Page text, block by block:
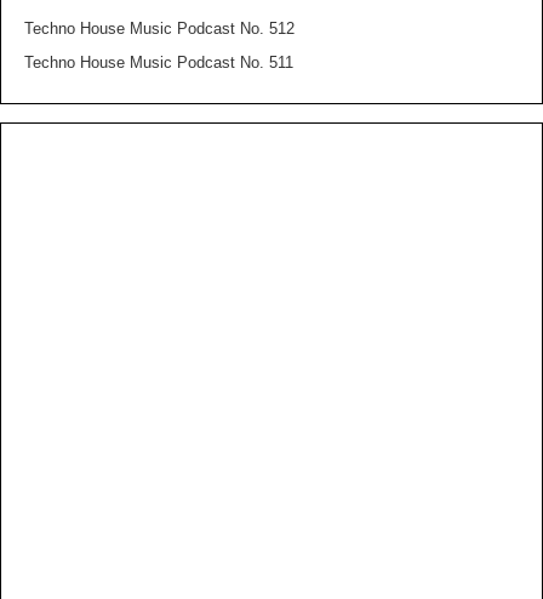
Techno House Music Podcast No. 512
Techno House Music Podcast No. 511